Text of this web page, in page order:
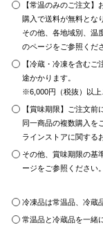
【常温のみのご注文
購入で送料が無料とな
その他、各地域別、温
のページをご参照くだ
【冷蔵・冷凍を含む
途かかります。
※6,000円（税抜）以上
【賞味期限】ご注文前
同一商品の複数購入を
ラインストアに関する
その他、賞味期限の基
ージをご参照ください。
冷凍品は常温品、冷蔵
常温品と冷蔵品を一緒